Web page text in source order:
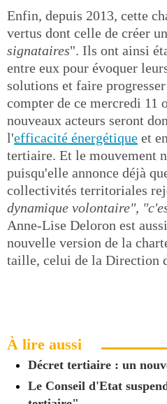
Enfin, depuis 2013, cette
vertus dont celle de créer
signataires". Ils ont ainsi
entre eux pour évoquer
solutions et faire
compter de ce mercredi 11
nouveaux acteurs seront
l'efficacité énergétique et
tertiaire. Et le mouvement
puisqu'elle annonce déjà
collectivités territoriales
dynamique volontaire",
Anne-Lise Deloron est
nouvelle version de la
taille, celui de la Direction
À lire aussi
Décret tertiaire : un
Le Conseil d'Etat